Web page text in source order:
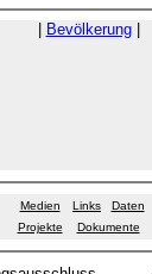
Bevölkerung|
Medien Links
Daten
Projekte
Dokumente